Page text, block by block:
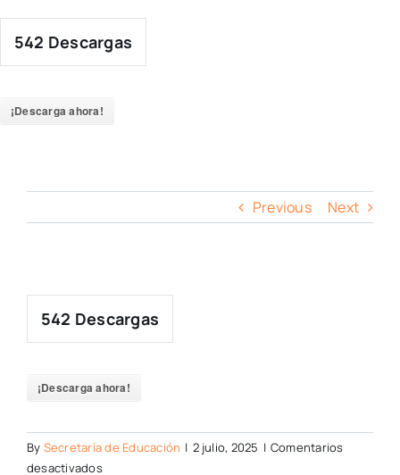
content
542 Descargas
¡Descarga ahora!
Previous Next
542 Descargas
¡Descarga ahora!
By Secretaría de Educación | 2 julio, 2025 | Comentarios
desactivadosen